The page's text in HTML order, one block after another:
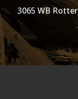
3065 WB